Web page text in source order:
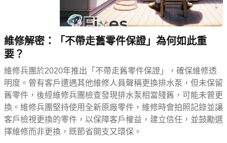
維修解密：「不帶走舊零件保證」為何如此重
要？
維修兵團於2020年推出「不帶走舊零件保證」，確保維修透
明度。曾有客戶遭遇其他維修人員聲稱更換排水泵，但未保留
舊零件，後經維修兵團檢查發現排水泵相當殘舊，可能未曾更
換。維修兵團堅持使用全新原廠零件，維修時會拍照記錄並讓
客戶檢視更換的零件，以保障客戶權益，建立信任，並鼓勵選
擇維修而非更換，既節省開支又環保。